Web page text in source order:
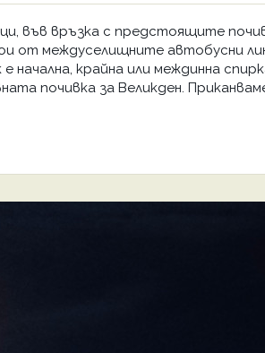
връзка с предстоящите
от междуселищните автобусни
начална, крайна или междинна
почивка за Великден.